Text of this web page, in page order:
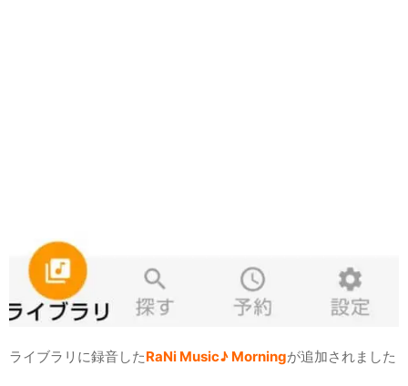
ライブラリに録音したRaNi Music♪ Morningが追加されました